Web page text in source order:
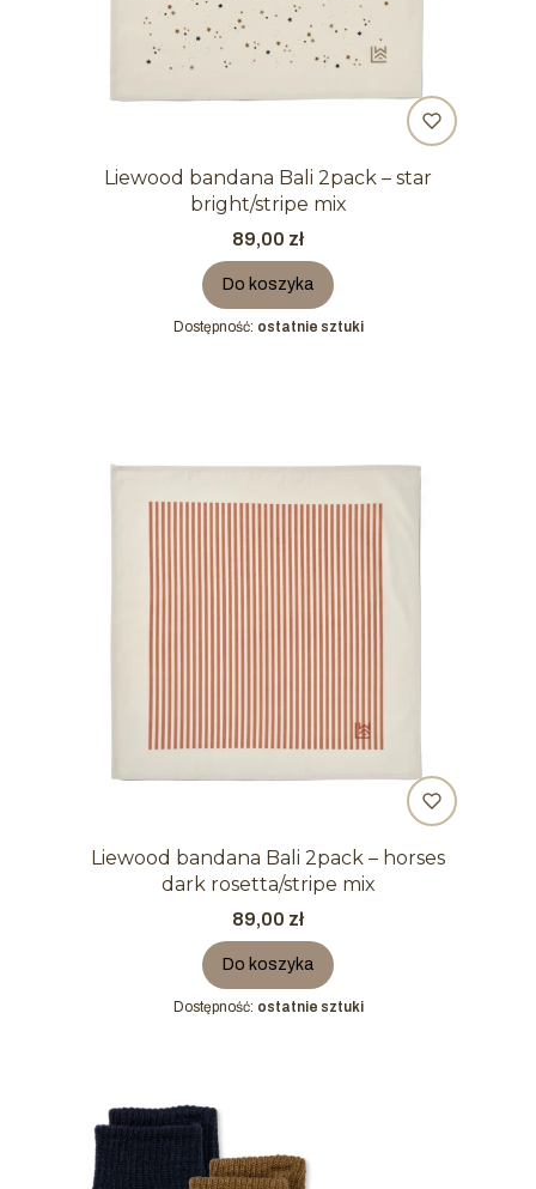
Liewood bandana Bali 2pack – star
bright/stripe mix
Cena
89,00 zł
Do koszyka
Dostępność: ostatnie sztuki
Liewood bandana Bali 2pack – horses
dark rosetta/stripe mix
Cena
89,00 zł
Do koszyka
Dostępność: ostatnie sztuki